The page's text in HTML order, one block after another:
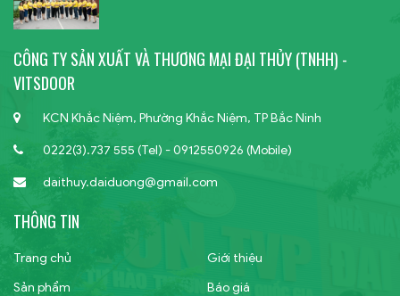
CÔNG TY SẢN XUẤT VÀ THƯƠNG MẠI ĐẠI THỦY (TNHH) -
VITSDOOR
KCN Khắc Niệm, Phường Khắc Niệm, TP Bắc Ninh
0222(3).737 555 (Tel) - 0912550926 (Mobile)
daithuy.daiduong@gmail.com
THÔNG TIN
Trang chủ
Giới thiệu
Sản phẩm
Báo giá